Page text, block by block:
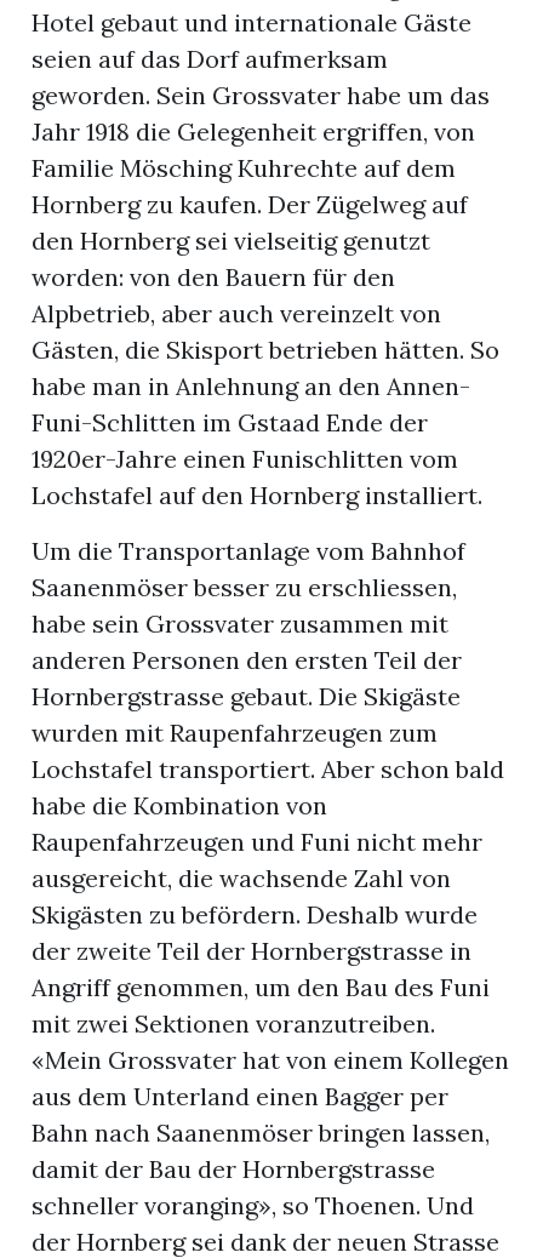
Hotel gebaut und internationale Gäste
seien auf das Dorf aufmerksam
geworden. Sein Grossvater habe um das
Jahr 1918 die Gelegenheit ergriffen, von
Familie Mösching Kuhrechte auf dem
Hornberg zu kaufen. Der Zügelweg auf
den Hornberg sei vielseitig genutzt
worden: von den Bauern für den
Alpbetrieb, aber auch vereinzelt von
Gästen, die Skisport betrieben hätten. So
habe man in Anlehnung an den Annen-
Funi-Schlitten im Gstaad Ende der
1920er-Jahre einen Funischlitten vom
Lochstafel auf den Hornberg installiert.
Um die Transportanlage vom Bahnhof
Saanenmöser besser zu erschliessen,
habe sein Grossvater zusammen mit
anderen Personen den ersten Teil der
Hornbergstrasse gebaut. Die Skigäste
wurden mit Raupenfahrzeugen zum
Lochstafel transportiert. Aber schon bald
habe die Kombination von
Raupenfahrzeugen und Funi nicht mehr
ausgereicht, die wachsende Zahl von
Skigästen zu befördern. Deshalb wurde
der zweite Teil der Hornbergstrasse in
Angriff genommen, um den Bau des Funi
mit zwei Sektionen voranzutreiben.
«Mein Grossvater hat von einem Kollegen
aus dem Unterland einen Bagger per
Bahn nach Saanenmöser bringen lassen,
damit der Bau der Hornbergstrasse
schneller voranging», so Thoenen. Und
der Hornberg sei dank der neuen Strasse